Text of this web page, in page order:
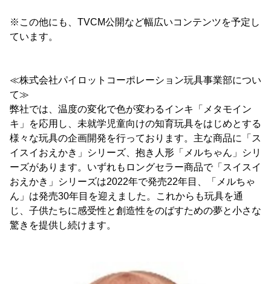
※この他にも、TVCM公開など幅広いコンテンツを予定し
ています。
≪株式会社パイロットコーポレーション玩具事業部につい
て≫
弊社では、温度の変化で色が変わるインキ「メタモイン
キ」を応用し、未就学児童向けの知育玩具をはじめとする
様々な玩具の企画開発を行っております。主な商品に「ス
イスイおえかき」シリーズ、抱き人形「メルちゃん」シリ
ーズがあります。いずれもロングセラー商品で「スイスイ
おえかき」シリーズは2022年で発売22年目、「メルちゃ
ん」は発売30年目を迎えました。これからも玩具を通
じ、子供たちに感受性と創造性をのばすための夢と小さな
驚きを提供し続けます。